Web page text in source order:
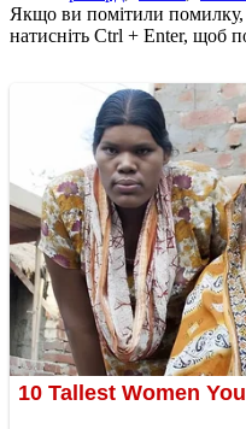
Якщо ви помітили помилку,
натисніть Ctrl + Enter, щоб